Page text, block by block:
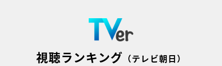
視聴ランキング （テレビ朝日）